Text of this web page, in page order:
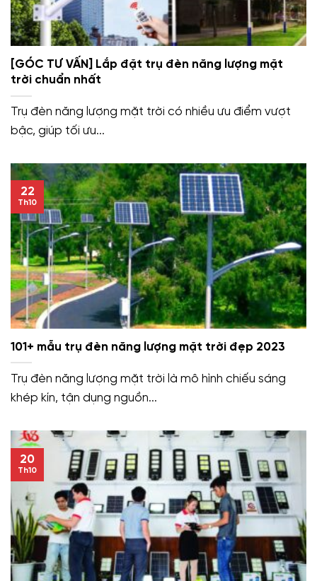
[GÓC TƯ VẤN] Lắp đặt trụ đèn năng lượng mặt
trời chuẩn nhất
Trụ đèn năng lượng mặt trời có nhiều ưu điểm vượt
bậc, giúp tối ưu...
101+ mẫu trụ đèn năng lượng mặt trời đẹp 2023
Trụ đèn năng lượng mặt trời là mô hình chiếu sáng
khép kín, tận dụng nguồn...
22
Th10
20
Th10